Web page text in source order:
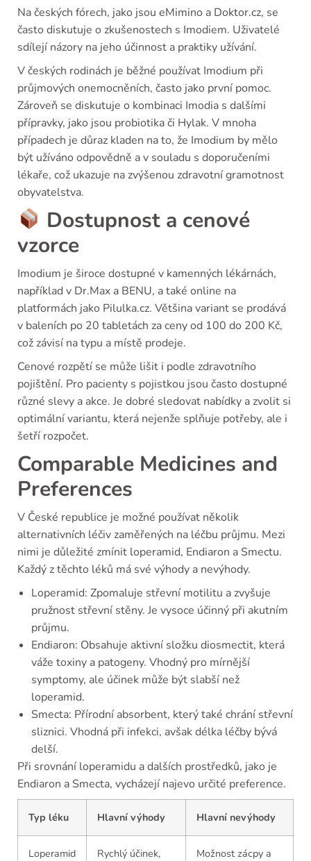
Na českých fórech, jako jsou eMimino a Doktor.cz, se
často diskutuje o zkušenostech s Imodiem. Uživatelé
sdílejí názory na jeho účinnost a praktiky užívání.
V českých rodinách je běžné používat Imodium při
průjmových onemocněních, často jako první pomoc.
Zároveň se diskutuje o kombinaci Imodia s dalšími
přípravky, jako jsou probiotika či Hylak. V mnoha
případech je důraz kladen na to, že Imodium by mělo
být užíváno odpovědně a v souladu s doporučeními
lékaře, což ukazuje na zvýšenou zdravotní gramotnost
obyvatelstva.
Dostupnost a cenové
vzorce
Imodium je široce dostupné v kamenných lékárnách,
například v Dr.Max a BENU, a také online na
platformách jako Pilulka.cz. Většina variant se prodává
v baleních po 20 tabletách za ceny od 100 do 200 Kč,
což závisí na typu a místě prodeje.
Cenové rozpětí se může lišit i podle zdravotního
pojištění. Pro pacienty s pojistkou jsou často dostupné
různé slevy a akce. Je dobré sledovat nabídky a zvolit si
optimální variantu, která nejenže splňuje potřeby, ale i
šetří rozpočet.
Comparable Medicines and
Preferences
V České republice je možné používat několik
alternativních léčiv zaměřených na léčbu průjmu. Mezi
nimi je důležité zmínit loperamid, Endiaron a Smectu.
Každý z těchto léků má své výhody a nevýhody.
Loperamid: Zpomaluje střevní motilitu a zvyšuje
pružnost střevní stěny. Je vysoce účinný při akutním
průjmu.
Endiaron: Obsahuje aktivní složku diosmectit, která
váže toxiny a patogeny. Vhodný pro mírnější
symptomy, ale účinek může být slabší než
loperamid.
Smecta: Přírodní absorbent, který také chrání střevní
sliznici. Vhodná při infekci, avšak délka léčby bývá
delší.
Při srovnání loperamidu a dalších prostředků, jako je
Endiaron a Smecta, vycházejí najevo určité preference.
Typ léku Hlavní výhody Hlavní nevýhody
Loperamid Rychlý účinek, Možnost zácpy a